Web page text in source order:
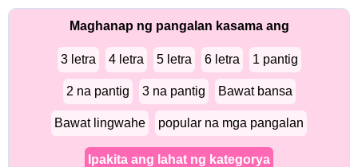
Maghanap ng pangalan kasama ang
3 letra 4 letra 5 letra 6 letra 1 pantig
2 na pantig 3 na pantig Bawat bansa
Bawat lingwahe popular na mga pangalan
Ipakita ang lahat ng kategorya